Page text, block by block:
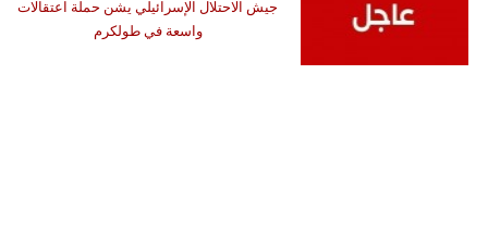
جيش الاحتلال الإسرائيلي يشن حملة اعتقالات
واسعة في طولكرم